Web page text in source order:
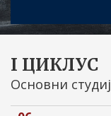
I ЦИКЛУС
Основни студиј